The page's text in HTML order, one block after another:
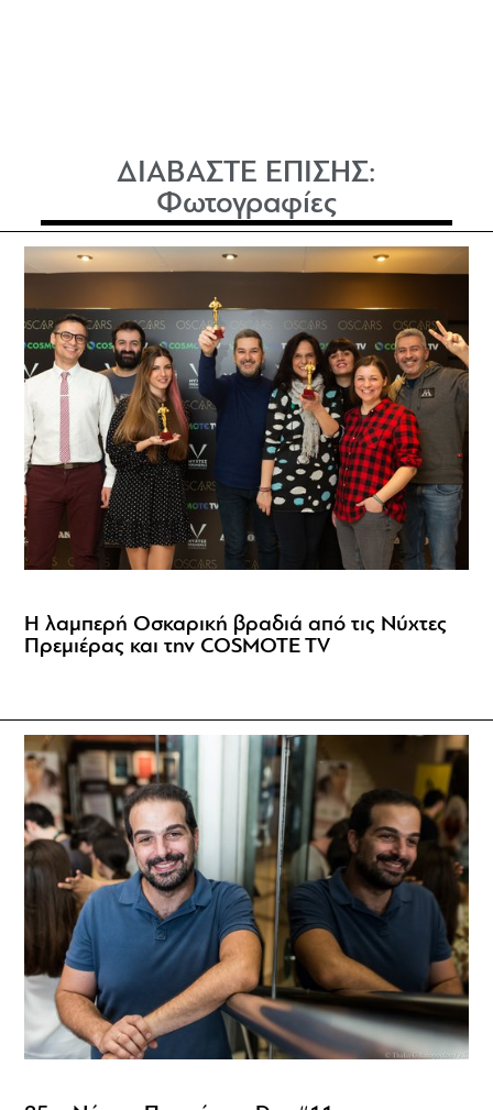
ΔΙΑΒΑΣΤΕ ΕΠΙΣΗΣ:
Φωτογραφίες
Η λαμπερή Οσκαρική βραδιά από τις Νύχτες
Πρεμιέρας και την COSMOTE TV